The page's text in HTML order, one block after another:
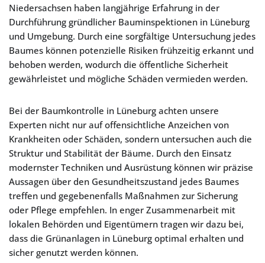
Niedersachsen haben langjährige Erfahrung in der
Durchführung gründlicher Bauminspektionen in Lüneburg
und Umgebung. Durch eine sorgfältige Untersuchung jedes
Baumes können potenzielle Risiken frühzeitig erkannt und
behoben werden, wodurch die öffentliche Sicherheit
gewährleistet und mögliche Schäden vermieden werden.
Bei der Baumkontrolle in Lüneburg achten unsere
Experten nicht nur auf offensichtliche Anzeichen von
Krankheiten oder Schäden, sondern untersuchen auch die
Struktur und Stabilität der Bäume. Durch den Einsatz
modernster Techniken und Ausrüstung können wir präzise
Aussagen über den Gesundheitszustand jedes Baumes
treffen und gegebenenfalls Maßnahmen zur Sicherung
oder Pflege empfehlen. In enger Zusammenarbeit mit
lokalen Behörden und Eigentümern tragen wir dazu bei,
dass die Grünanlagen in Lüneburg optimal erhalten und
sicher genutzt werden können.